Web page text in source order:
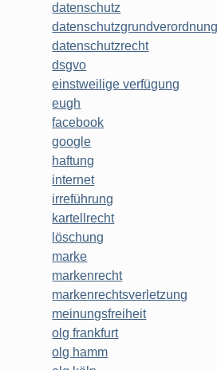
datenschutz
datenschutzgrundverordnung
datenschutzrecht
dsgvo
einstweilige verfügung
eugh
facebook
google
haftung
internet
irreführung
kartellrecht
löschung
marke
markenrecht
markenrechtsverletzung
meinungsfreiheit
olg frankfurt
olg hamm